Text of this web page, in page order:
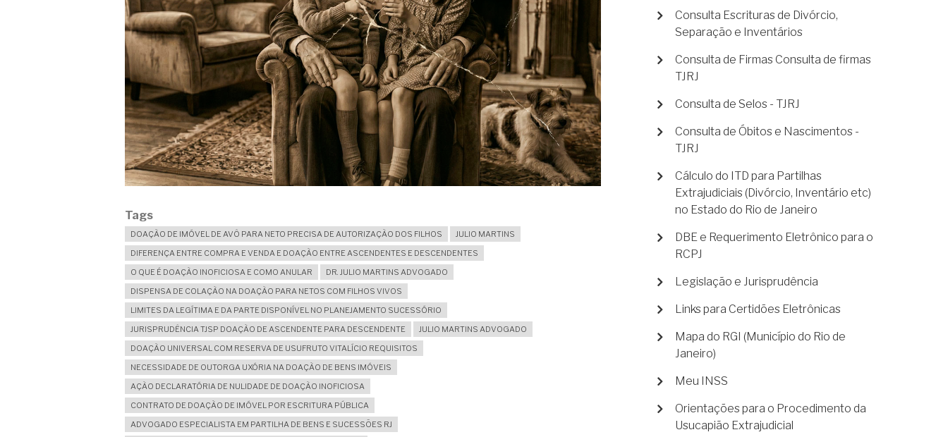
Tags
DOAÇÃO DE IMÓVEL DE AVÔ PARA NETO PRECISA DE AUTORIZAÇÃO DOS FILHOS
JULIO MARTINS
DIFERENÇA ENTRE COMPRA E VENDA E DOAÇÃO ENTRE ASCENDENTES E DESCENDENTES
O QUE É DOAÇÃO INOFICIOSA E COMO ANULAR
DR. JULIO MARTINS ADVOGADO
DISPENSA DE COLAÇÃO NA DOAÇÃO PARA NETOS COM FILHOS VIVOS
LIMITES DA LEGÍTIMA E DA PARTE DISPONÍVEL NO PLANEJAMENTO SUCESSÓRIO
JURISPRUDÊNCIA TJSP DOAÇÃO DE ASCENDENTE PARA DESCENDENTE
JULIO MARTINS ADVOGADO
DOAÇÃO UNIVERSAL COM RESERVA DE USUFRUTO VITALÍCIO REQUISITOS
NECESSIDADE DE OUTORGA UXÓRIA NA DOAÇÃO DE BENS IMÓVEIS
AÇÃO DECLARATÓRIA DE NULIDADE DE DOAÇÃO INOFICIOSA
CONTRATO DE DOAÇÃO DE IMÓVEL POR ESCRITURA PÚBLICA
ADVOGADO ESPECIALISTA EM PARTILHA DE BENS E SUCESSÕES RJ
Consulta Escrituras de Divórcio,
Separação e Inventários
Consulta de Firmas Consulta de firmas
TJRJ
Consulta de Selos - TJRJ
Consulta de Óbitos e Nascimentos -
TJRJ
Cálculo do ITD para Partilhas
Extrajudiciais (Divórcio, Inventário etc)
no Estado do Rio de Janeiro
DBE e Requerimento Eletrônico para o
RCPJ
Legislação e Jurisprudência
Links para Certidões Eletrônicas
Mapa do RGI (Município do Rio de
Janeiro)
Meu INSS
Orientações para o Procedimento da
Usucapião Extrajudicial